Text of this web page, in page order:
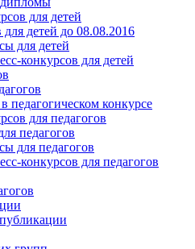
для детей
детей до 08.08.2016
для детей
конкурсов для детей
педагогическом конкурсе
для педагогов
педагогов
для педагогов
конкурсов для педагогов